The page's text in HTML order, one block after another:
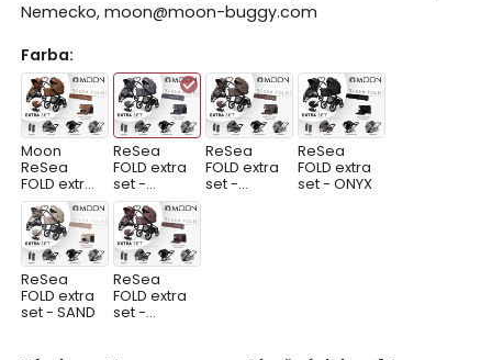
Nemecko, moon@moon-buggy.com
Farba:
Moon
ReSea
FOLD extra
set -
COGNAC
ReSea
FOLD extra
set -
GRAPHITE
ReSea
FOLD extra
set -
ReSea
FOLD extra
set - ONYX
ReSea
FOLD extra
set - SAND
ReSea
FOLD extra
set -